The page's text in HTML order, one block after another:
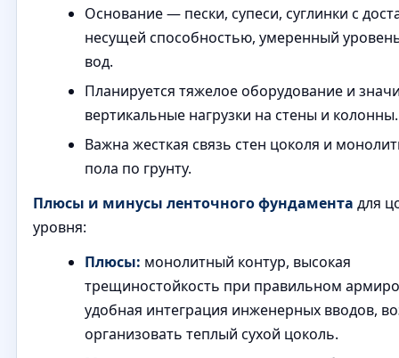
Основание — пески, супеси, суглинки с
несущей способностью, умеренный
вод.
Планируется тяжелое оборудование и
вертикальные нагрузки на стены и колонны.
Важна жесткая связь стен цоколя и
пола по грунту.
Плюсы и минусы ленточного фундамента для
уровня:
Плюсы: монолитный контур, высокая
трещиностойкость при правильном
удобная интеграция инженерных вводов,
организовать теплый сухой цоколь.